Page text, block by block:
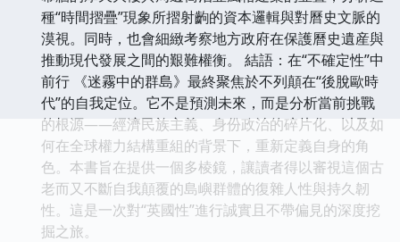
種“時間摺疊”現象所摺射齣的資本邏輯與對曆史文脈的
漠視。同時，也會細緻考察地方政府在保護曆史遺産與
推動現代發展之間的艱難權衡。 結語：在“不確定性”中
前行 《迷霧中的群島》最終聚焦於不列顛在“後脫歐時
代”的自我定位。它不是預測未來，而是分析當前挑戰
的根源——經濟民族主義、身份政治的碎片化、以及如
何在全球權力結構重組的背景下，重新定義自身的角
色。本書旨在提供一個多棱鏡，讓讀者得以審視這個古
老而又不斷自我顛覆的島嶼群體的復雜人性與持久韌
性。這是一次對“英國性”進行誠實且不帶偏見的深度挖
掘之旅。